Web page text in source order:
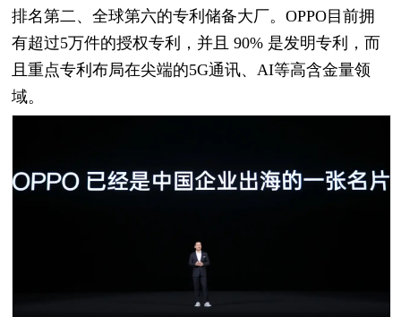
排名第二、全球第六的专利储备大厂。OPPO目前拥
有超过5万件的授权专利，并且 90% 是发明专利，而
且重点专利布局在尖端的5G通讯、AI等高含金量领
域。